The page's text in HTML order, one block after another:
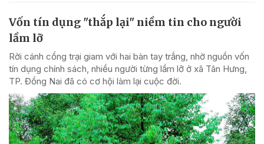
Vốn tín dụng "thắp lại" niềm tin cho người
lầm lỡ
Rời cánh cổng trại giam với hai bàn tay trắng, nhờ nguồn vốn
tín dụng chính sách, nhiều người từng lầm lỡ ở xã Tân Hưng,
TP. Đồng Nai đã có cơ hội làm lại cuộc đời.